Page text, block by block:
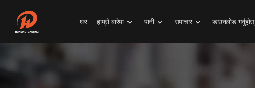
घर हाम्रो बारेमा पानी समाचार डाउनलोड गर्नुहोस्